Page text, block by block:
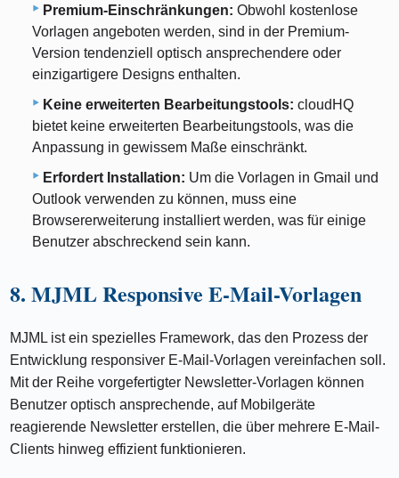
Premium-Einschränkungen: Obwohl kostenlose
Vorlagen angeboten werden, sind in der Premium-
Version tendenziell optisch ansprechendere oder
einzigartigere Designs enthalten.
Keine erweiterten Bearbeitungstools: cloudHQ
bietet keine erweiterten Bearbeitungstools, was die
Anpassung in gewissem Maße einschränkt.
Erfordert Installation: Um die Vorlagen in Gmail und
Outlook verwenden zu können, muss eine
Browsererweiterung installiert werden, was für einige
Benutzer abschreckend sein kann.
8. MJML Responsive E-Mail-Vorlagen
MJML ist ein spezielles Framework, das den Prozess der
Entwicklung responsiver E-Mail-Vorlagen vereinfachen soll.
Mit der Reihe vorgefertigter Newsletter-Vorlagen können
Benutzer optisch ansprechende, auf Mobilgeräte
reagierende Newsletter erstellen, die über mehrere E-Mail-
Clients hinweg effizient funktionieren.